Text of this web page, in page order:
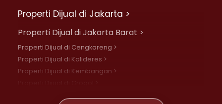
Properti Dijual di Jakarta >
Properti Dijual di Jakarta Barat >
Properti Dijual di Cengkareng >
Properti Dijual di Kalideres >
Properti Dijual di Kembangan >